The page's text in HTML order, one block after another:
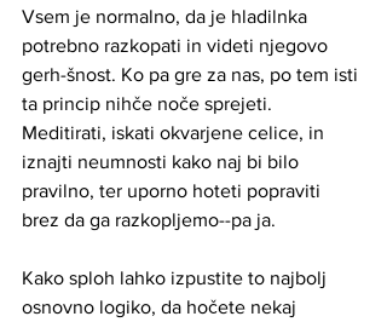
Vsem je normalno, da je hladilnka
potrebno razkopati in videti njegovo
gerh-šnost. Ko pa gre za nas, po tem isti
ta princip nihče noče sprejeti.
Meditirati, iskati okvarjene celice, in
iznajti neumnosti kako naj bi bilo
pravilno, ter uporno hoteti popraviti
brez da ga razkopljemo--pa ja.
Kako sploh lahko izpustite to najbolj
osnovno logiko, da hočete nekaj